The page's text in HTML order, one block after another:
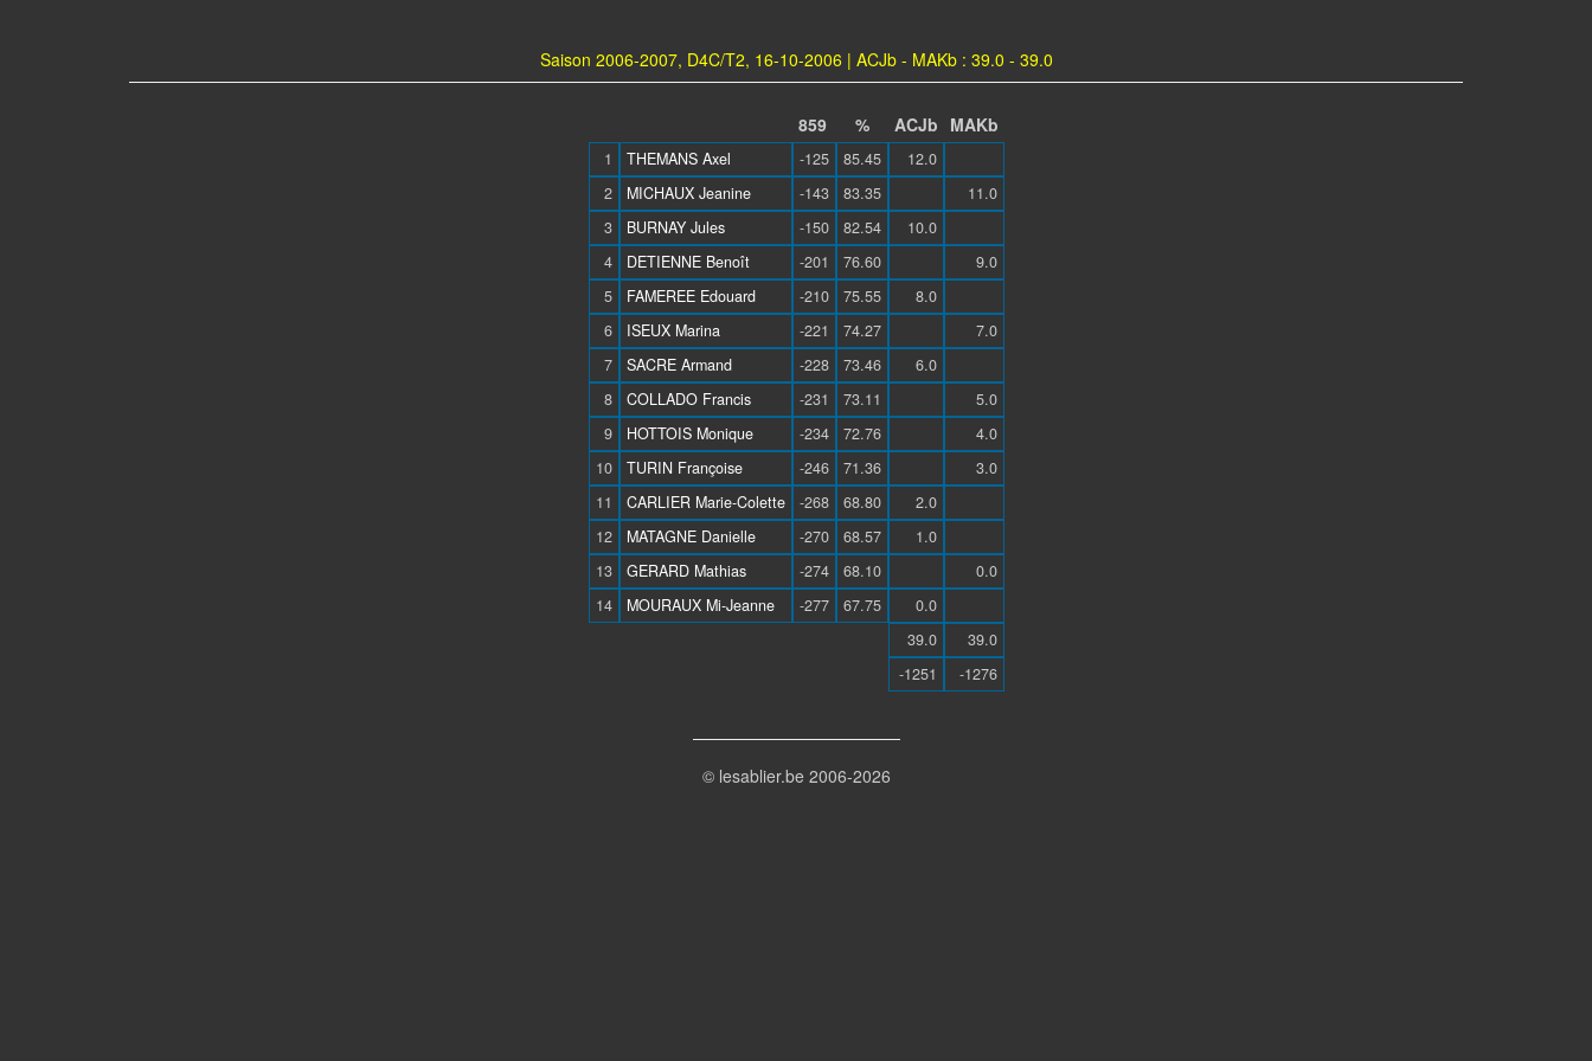
Saison 2006-2007, D4C/T2, 16-10-2006 | ACJb - MAKb : 39.0 - 39.0
859 % ACJb MAKb
1 THEMANS Axel -125 85.45
12.0
2
MICHAUX Jeanine -143 83.35
11.0
3
BURNAY Jules -150 82.54
10.0
4
DETIENNE Benoît -201 76.60
9.0
5
FAMEREE Edouard -210 75.55
8.0
6
ISEUX Marina -221 74.27
7.0
7
SACRE Armand -228 73.46
6.0
8
COLLADO Francis -231 73.11
5.0
9
HOTTOIS Monique -234 72.76
4.0
10
TURIN Françoise -246 71.36
3.0
11
CARLIER Marie-Colette -268 68.80
2.0
12
MATAGNE Danielle -270 68.57
1.0
13
GERARD Mathias -274 68.10
0.0
14
MOURAUX Mi-Jeanne -277 67.75
0.0
39.0
39.0
-1251
-1276
© lesablier.be 2006-2026